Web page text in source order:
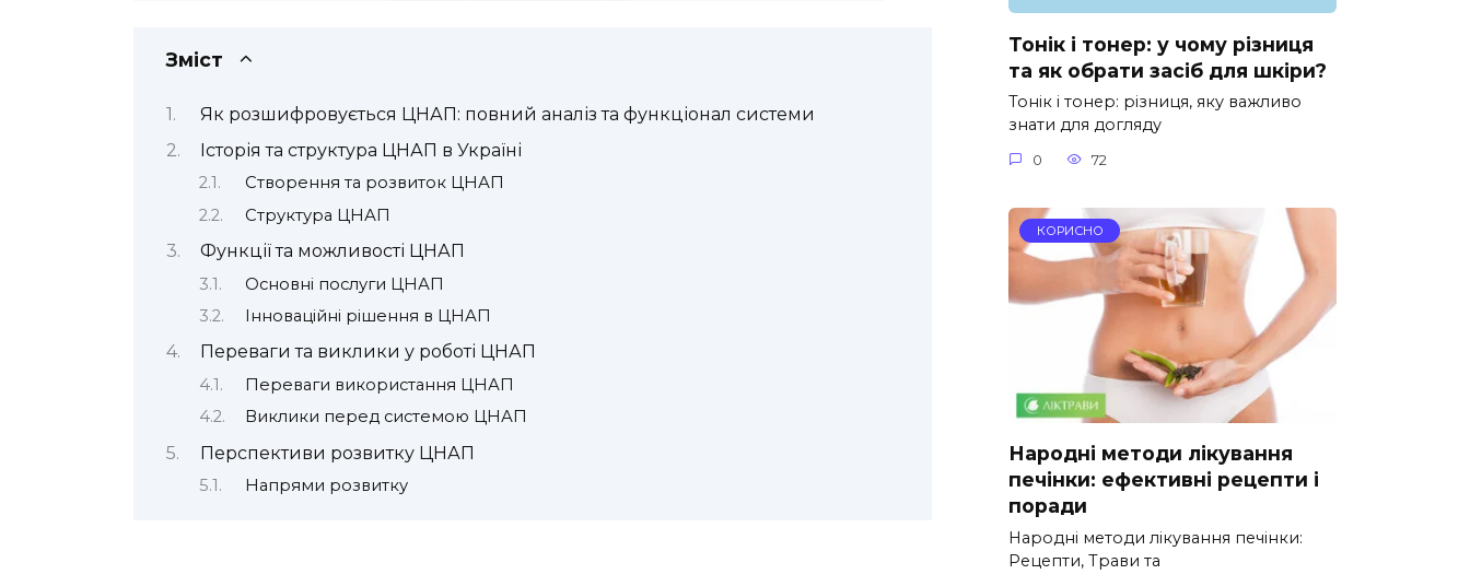
Зміст
Як розшифровується ЦНАП: повний аналіз та функціонал системи
Історія та структура ЦНАП в Україні
Створення та розвиток ЦНАП
Структура ЦНАП
Функції та можливості ЦНАП
Основні послуги ЦНАП
Інноваційні рішення в ЦНАП
Переваги та виклики у роботі ЦНАП
Переваги використання ЦНАП
Виклики перед системою ЦНАП
Перспективи розвитку ЦНАП
Напрями розвитку
Тонік і тонер: у чому різниця
та як обрати засіб для шкіри?
Тонік і тонер: різниця, яку важливо
знати для догляду
0 72
КОРИСНО
Народні методи лікування
печінки: ефективні рецепти і
поради
Народні методи лікування печінки:
Рецепти, Трави та